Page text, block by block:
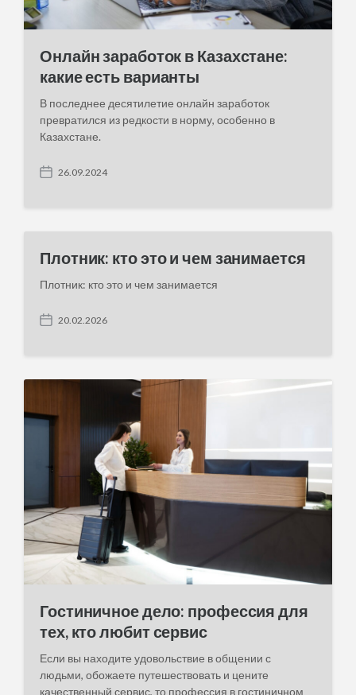
Онлайн заработок в Казахстане:
какие есть варианты
В последнее десятилетие онлайн заработок
превратился из редкости в норму, особенно в
Казахстане.
P
a
t
e
26.09.2024
Плотник: кто это и чем занимается
Плотник: кто это и чем занимается
P
t
20.02.2026
Гостиничное дело: профессия для
тех, кто любит сервис
Если вы находите удовольствие в общении с
людьми, обожаете путешествовать и цените
качественный сервис, то профессия в гостиничном